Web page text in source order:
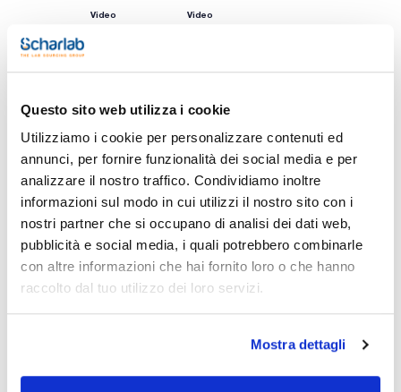
Questo sito web utilizza i cookie
Utilizziamo i cookie per personalizzare contenuti ed
annunci, per fornire funzionalità dei social media e per
analizzare il nostro traffico. Condividiamo inoltre
informazioni sul modo in cui utilizzi il nostro sito con i
nostri partner che si occupano di analisi dei dati web,
pubblicità e social media, i quali potrebbero combinarle
con altre informazioni che hai fornito loro o che hanno
raccolto dal tuo utilizzo dei loro servizi.
Mostra dettagli
Video Video
Stampa pagina prodotto
Caratteristiche
Composizione : 4 g MgSO4, 1 g NaCl
Metodo : Original 10
Conf. (unità) : 50
Per la fase di estrazione, Scharlau impiega bustine invece di
aver aggiunto l'acetonitrile al campione. In questo modo si
evita la reazione esotermica ottendo così un migliore
Vedi di più
Documentazione tecnica